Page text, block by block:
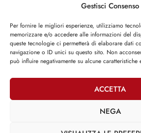
Gestisci Consenso
Per fornire le migliori esperienze, utilizziamo
memorizzare e/o accedere alle informazioni del
queste tecnologie ci permetterà di elaborare dati
navigazione o ID unici su questo sito. Non
può influire negativamente su alcune caratteristiche
ACCETTA
NEGA
Iscriviti alla
ISCRIVITI ADESSO
Facebook Twitter